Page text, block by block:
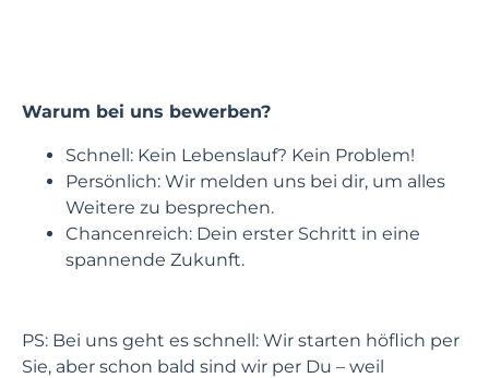
Warum bei uns bewerben?
Schnell: Kein Lebenslauf? Kein Problem!
Persönlich: Wir melden uns bei dir, um alles
Weitere zu besprechen.
Chancenreich: Dein erster Schritt in eine
spannende Zukunft.
PS: Bei uns geht es schnell: Wir starten höflich per
Sie, aber schon bald sind wir per Du – weil